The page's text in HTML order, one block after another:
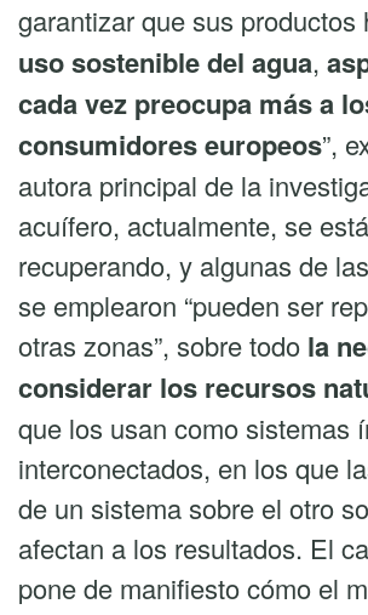
garantizar que sus productos
uso sostenible del agua,
cada vez preocupa más a
consumidores europeos”,
autora principal de la
acuífero, actualmente, se está
recuperando, y algunas de
se emplearon “pueden ser
otras zonas”, sobre todo la
considerar los recursos
que los usan como sistemas
interconectados, en los que
de un sistema sobre el otro
afectan a los resultados. El
pone de manifiesto cómo el